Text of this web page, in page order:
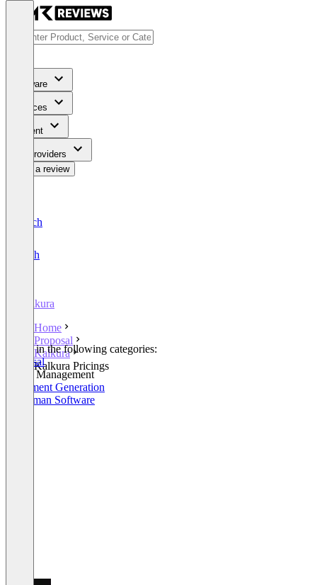
Software
Services
Content
For Providers
Write a review
Deutsch
English
Kalkura
Home
Proposal
Kalkura
Kalkura Pricings
Listed in the following categories:
Proposal
Quote Management
Document Generation
Craftsman Software